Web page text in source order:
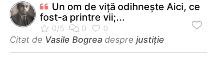
Un om de viţă odihneşte Aici, ce
fost-a printre vii;...
Citat de Vasile Bogrea despre justiție